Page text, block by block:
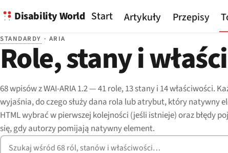
Disability World Start Artykuły Przepisy
STANDARDY · ARIA
Role, stany i
68 wpisów z WAI-ARIA 1.2 — 41 role, 13 stany i 14 właściwości.
wyjaśnia, do czego służy dana rola lub atrybut, który natywny
HTML wybrać w pierwszej kolejności (jeśli istnieje) oraz błędy
się, gdy autorzy pomijają natywny element.
Szukaj w ARIA